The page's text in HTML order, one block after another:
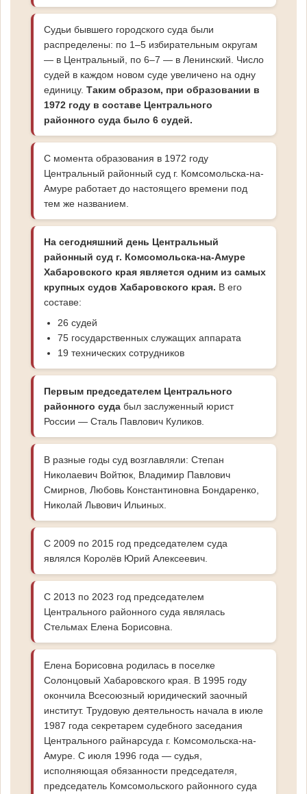
Судьи бывшего городского суда были
распределены: по 1–5 избирательным округам
— в Центральный, по 6–7 — в Ленинский. Число
судей в каждом новом суде увеличено на одну
единицу. Таким образом, при образовании в
1972 году в составе Центрального
районного суда было 6 судей.
С момента образования в 1972 году
Центральный районный суд г. Комсомольска-на-
Амуре работает до настоящего времени под
тем же названием.
На сегодняшний день Центральный
районный суд г. Комсомольска-на-Амуре
Хабаровского края является одним из самых
крупных судов Хабаровского края. В его
составе:
26 судей
75 государственных служащих аппарата
19 технических сотрудников
Первым председателем Центрального
районного суда был заслуженный юрист
России — Сталь Павлович Куликов.
В разные годы суд возглавляли: Степан
Николаевич Войтюк, Владимир Павлович
Смирнов, Любовь Константиновна Бондаренко,
Николай Львович Ильиных.
С 2009 по 2015 год председателем суда
являлся Королёв Юрий Алексеевич.
С 2013 по 2023 год председателем
Центрального районного суда являлась
Стельмах Елена Борисовна.
Елена Борисовна родилась в поселке
Солонцовый Хабаровского края. В 1995 году
окончила Всесоюзный юридический заочный
институт. Трудовую деятельность начала в июле
1987 года секретарем судебного заседания
Центрального райнарсуда г. Комсомольска-на-
Амуре. С июля 1996 года — судья,
исполняющая обязанности председателя,
председатель Комсомольского районного суда